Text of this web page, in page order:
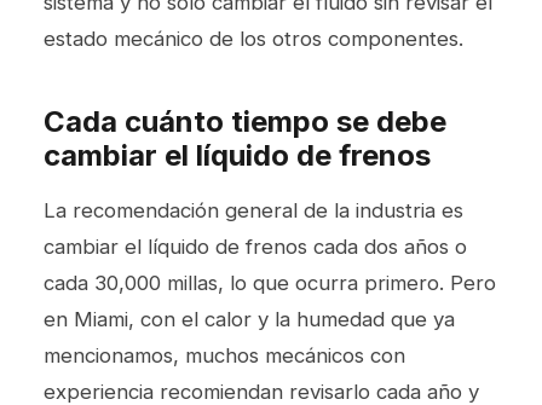
estado mecánico de los otros componentes.
Cada cuánto tiempo se debe
cambiar el líquido de frenos
La recomendación general de la industria es
cambiar el líquido de frenos cada dos años o
cada 30,000 millas, lo que ocurra primero. Pero
en Miami, con el calor y la humedad que ya
mencionamos, muchos mecánicos con
experiencia recomiendan revisarlo cada año y